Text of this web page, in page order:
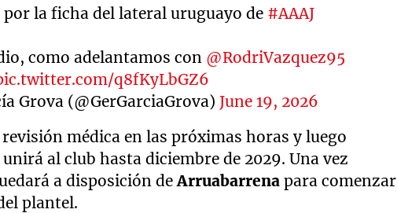
por la ficha del lateral uruguayo de #AAAJ
como adelantamos con @RodriVazquez95
q8fKyLbGZ6
Grova (@GerGarciaGrova) June 19, 2026
médica en las próximas horas y luego
al club hasta diciembre de 2029. Una vez
a disposición deArruabarrenapara comenzar
plantel.